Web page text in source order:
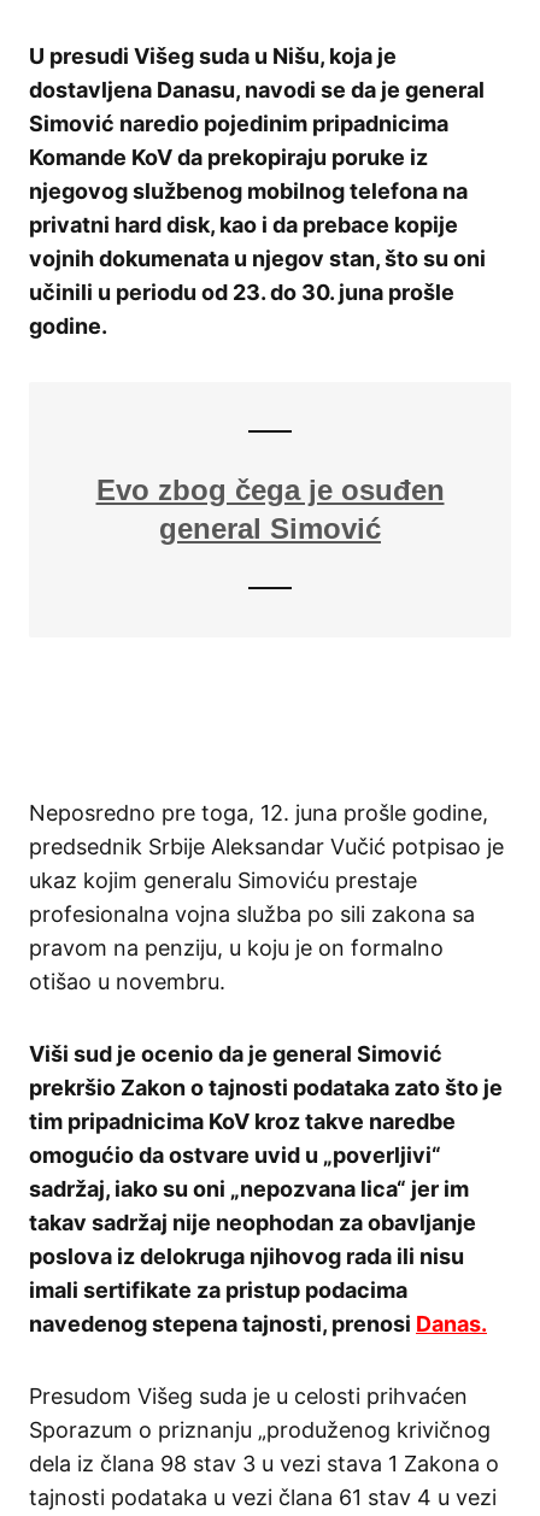
U presudi Višeg suda u Nišu, koja je
dostavljena Danasu, navodi se da je general
Simović naredio pojedinim pripadnicima
Komande KoV da prekopiraju poruke iz
njegovog službenog mobilnog telefona na
privatni hard disk, kao i da prebace kopije
vojnih dokumenata u njegov stan, što su oni
učinili u periodu od 23. do 30. juna prošle
godine.
Evo zbog čega je osuđen
general Simović
Neposredno pre toga, 12. juna prošle godine,
predsednik Srbije Aleksandar Vučić potpisao je
ukaz kojim generalu Simoviću prestaje
profesionalna vojna služba po sili zakona sa
pravom na penziju, u koju je on formalno
otišao u novembru.
Viši sud je ocenio da je general Simović
prekršio Zakon o tajnosti podataka zato što je
tim pripadnicima KoV kroz takve naredbe
omogućio da ostvare uvid u „poverljivi“
sadržaj, iako su oni „nepozvana lica“ jer im
takav sadržaj nije neophodan za obavljanje
poslova iz delokruga njihovog rada ili nisu
imali sertifikate za pristup podacima
navedenog stepena tajnosti, prenosi Danas.
Presudom Višeg suda je u celosti prihvaćen
Sporazum o priznanju „produženog krivičnog
dela iz člana 98 stav 3 u vezi stava 1 Zakona o
tajnosti podataka u vezi člana 61 stav 4 u vezi